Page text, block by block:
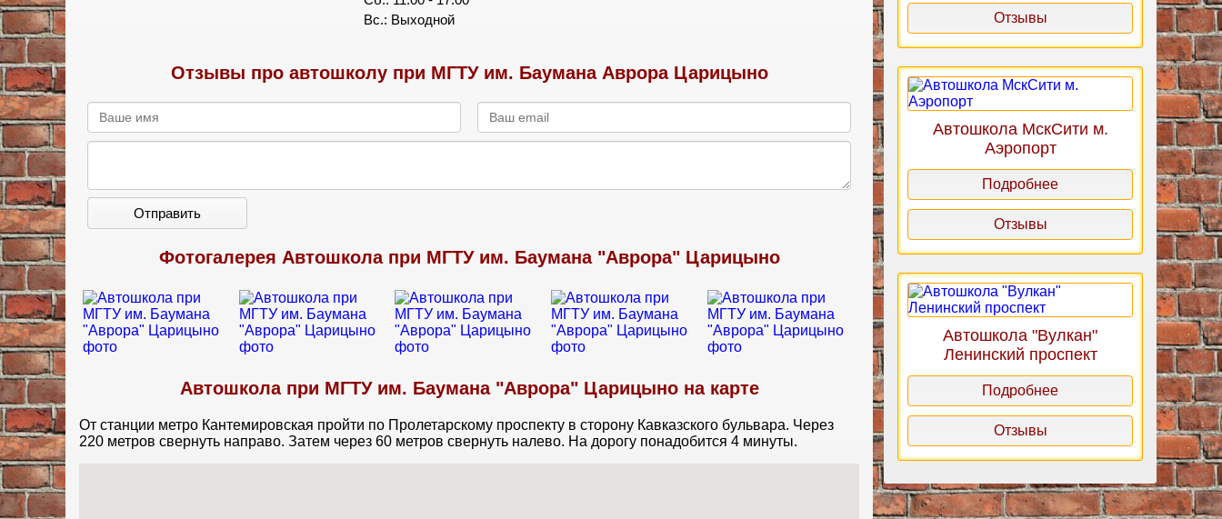
Вс.: Выходной
Отзывы про автошколу при МГТУ им. Баумана Аврора Царицыно
Отправить
Фотогалерея Автошкола при МГТУ им. Баумана "Аврора" Царицыно
Автошкола при МГТУ им. Баумана "Аврора" Царицыно на карте
От станции метро Кантемировская пройти по Пролетарскому проспекту в сторону Кавказского бульвара. Через
220 метров свернуть направо. Затем через 60 метров свернуть налево. На дорогу понадобится 4 минуты.
Отзывы
Автошкола МскСити м.
Аэропорт
Подробнее
Отзывы
Автошкола "Вулкан"
Ленинский проспект
Подробнее
Отзывы